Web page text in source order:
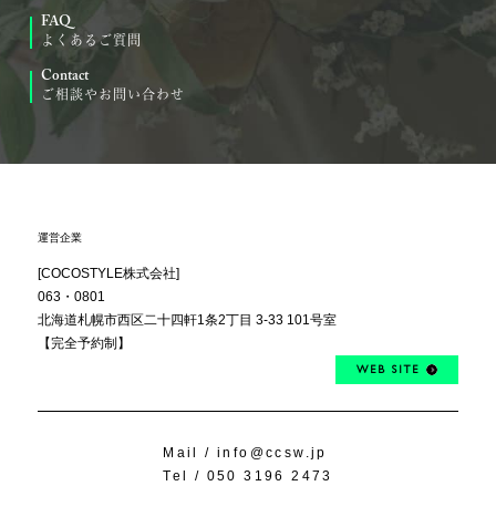
FAQ
よくあるご質問
Contact
ご相談やお問い合わせ
運営企業
[COCOSTYLE株式会社]
063・0801
北海道札幌市西区二十四軒1条2丁目 3-33 101号室
【完全予約制】
WEB SITE
Mail / info@ccsw.jp
Tel / 050 3196 2473